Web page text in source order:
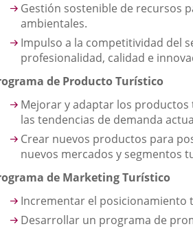
Gestión sostenible de recursos
ambientales.
Impulso a la competitividad del
profesionalidad, calidad e
de Producto Turístico
Mejorar y adaptar los
las tendencias de demanda
Crear nuevos productos para
nuevos mercados y segmentos
de Marketing Turístico
Incrementar el posicionamiento
Desarrollar un programa de